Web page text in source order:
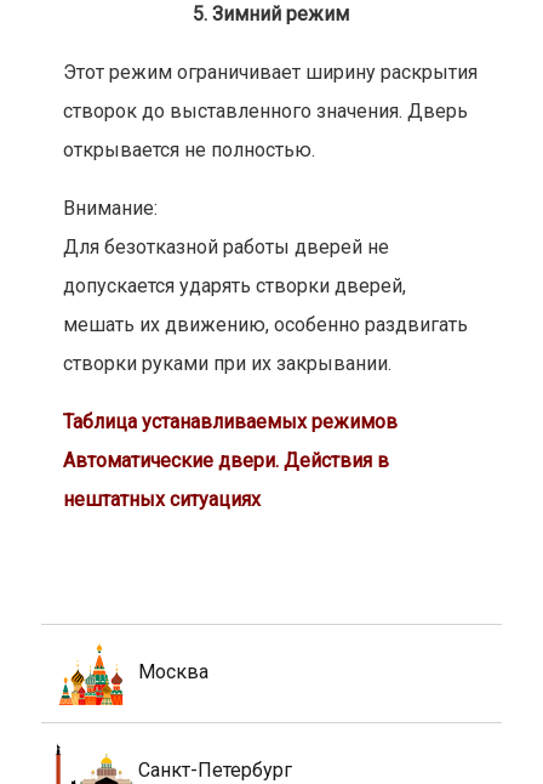
5. Зимний режим
Этот режим ограничивает ширину раскрытия
створок до выставленного значения. Дверь
открывается не полностью.
Внимание:
Для безотказной работы дверей не
допускается ударять створки дверей,
мешать их движению, особенно раздвигать
створки руками при их закрывании.
Таблица устанавливаемых режимов
Автоматические двери. Действия в
нештатных ситуациях
Москва
Санкт-Петербург